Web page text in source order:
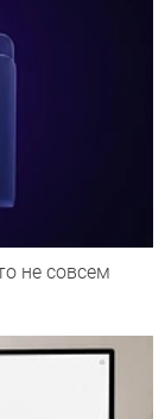
не совсем